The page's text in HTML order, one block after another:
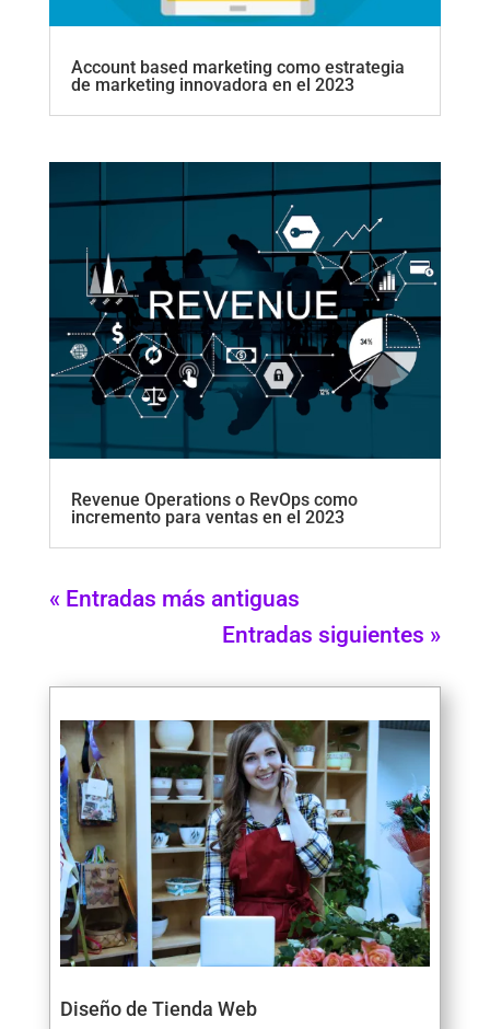
Account based marketing como estrategia
de marketing innovadora en el 2023
Revenue Operations o RevOps como
incremento para ventas en el 2023
« Entradas más antiguas
Entradas siguientes »
Diseño de Tienda Web